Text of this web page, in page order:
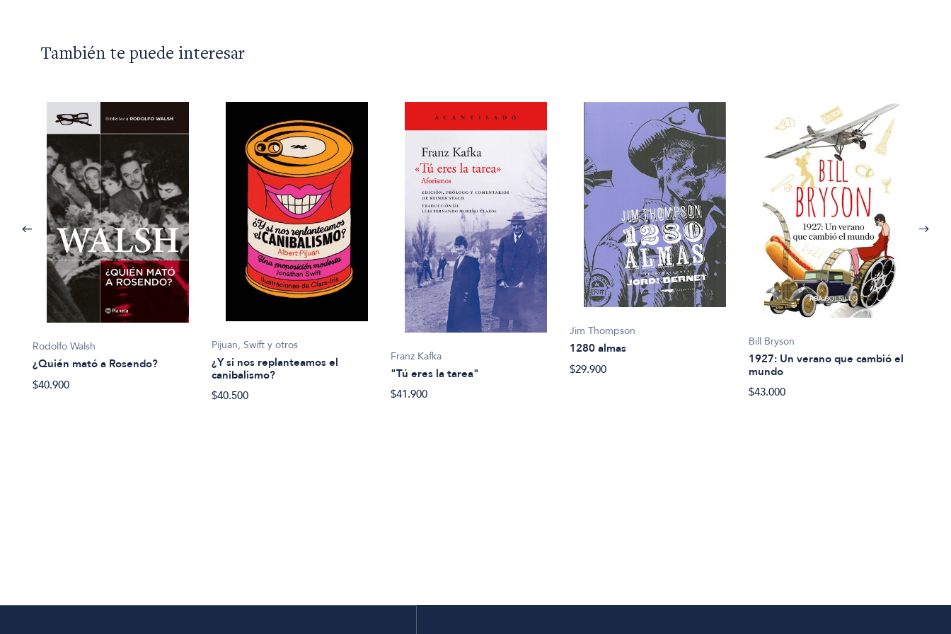
También te puede interesar
Rodolfo Walsh
¿Quién mató a Rosendo?
$40.900
Pijuan, Swift y otros
¿Y si nos replanteamos el
canibalismo?
$40.500
Franz Kafka
"Tú eres la tarea"
$41.900
Jim Thompson
1280 almas
$29.900
Bill Bryson
1927: Un verano que cambió el
mundo
$43.000